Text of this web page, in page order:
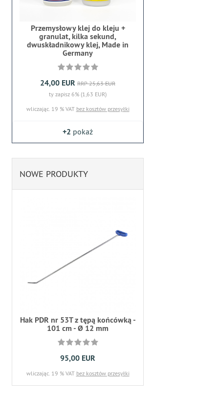
Przemysłowy klej do kleju +
granulat, kilka sekund,
dwuskładnikowy klej, Made in
Germany
24,00 EUR RRP 25,63 EUR
ty zapisz 6% (1,63 EUR)
wliczając. 19 % VAT bez kosztów przesyłki
+2 pokaż
NOWE PRODUKTY
Hak PDR nr 53T z tępą końcówką -
101 cm - Ø 12 mm
95,00 EUR
wliczając. 19 % VAT bez kosztów przesyłki